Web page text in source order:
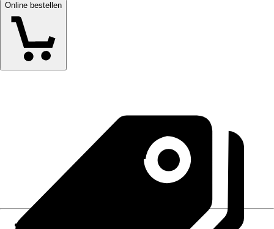
Online bestellen